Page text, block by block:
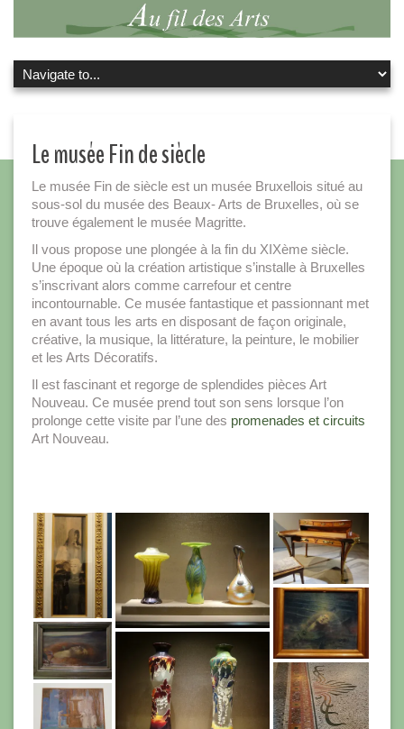
Le musée Fin de siècle
Le musée Fin de siècle est un musée Bruxellois situé au
sous-sol du musée des Beaux- Arts de Bruxelles, où se
trouve également le musée Magritte.
Il vous propose une plongée à la fin du XIXème siècle.
Une époque où la création artistique s’installe à Bruxelles
s’inscrivant alors comme carrefour et centre
incontournable. Ce musée fantastique et passionnant met
en avant tous les arts en disposant de façon originale,
créative, la musique, la littérature, la peinture, le mobilier
et les Arts Décoratifs.
Il est fascinant et regorge de splendides pièces Art
Nouveau. Ce musée prend tout son sens lorsque l’on
prolonge cette visite par l’une des promenades et circuits
Art Nouveau.